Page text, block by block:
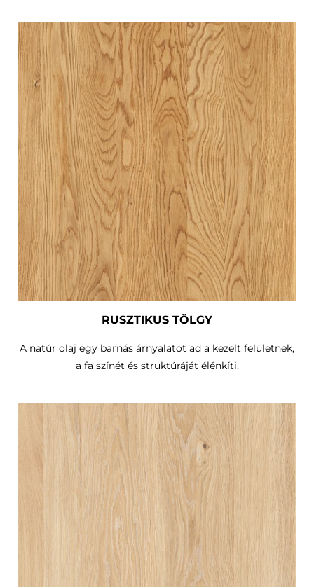
RUSZTIKUS TÖLGY
A natúr olaj egy barnás árnyalatot ad a kezelt felületnek,
a fa színét és struktúráját élénkíti.